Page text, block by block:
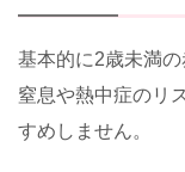
基本的に2歳未満
窒息や熱中症のリ
すめしません。